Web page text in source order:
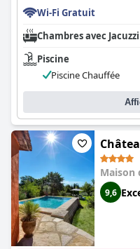
Wi-Fi Gratuit
Chambres avec Jacuzzi
Piscine
Piscine Chauffée
Maison
9,6